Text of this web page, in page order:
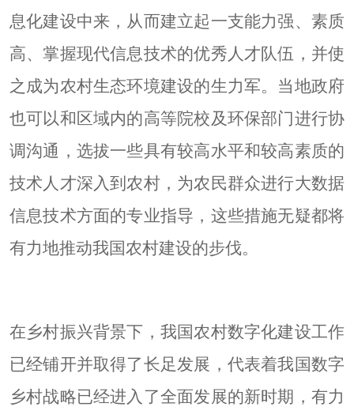
息化建设中来，从而建立起一支能力强、素质
高、掌握现代信息技术的优秀人才队伍，并使
之成为农村生态环境建设的生力军。当地政府
也可以和区域内的高等院校及环保部门进行协
调沟通，选拔一些具有较高水平和较高素质的
技术人才深入到农村，为农民群众进行大数据
信息技术方面的专业指导，这些措施无疑都将
有力地推动我国农村建设的步伐。
在乡村振兴背景下，我国农村数字化建设工作
已经铺开并取得了长足发展，代表着我国数字
乡村战略已经进入了全面发展的新时期，有力